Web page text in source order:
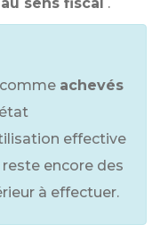
achevés
effective
encore des
à effectuer.